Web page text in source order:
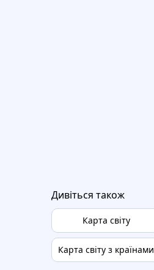
Дивіться також
Карта світу
Карта світу з країнами